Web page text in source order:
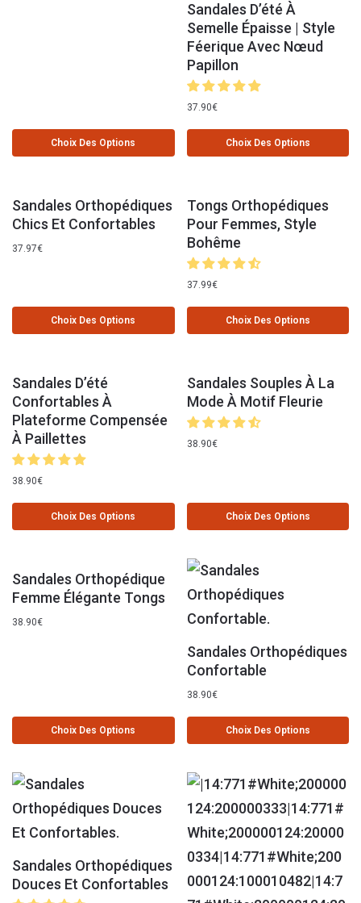
Choix Des Options
Sandales D’été À
Semelle Épaisse | Style
Féerique Avec Nœud
Papillon
37.90€
Choix Des Options
Sandales Orthopédiques
Chics Et Confortables
37.97€
Choix Des Options
Tongs Orthopédiques
Pour Femmes, Style
Bohême
37.99€
Choix Des Options
Sandales D’été
Confortables À
Plateforme Compensée
À Paillettes
38.90€
Choix Des Options
Sandales Souples À La
Mode À Motif Fleurie
38.90€
Choix Des Options
Sandales Orthopédique
Femme Élégante Tongs
38.90€
Choix Des Options
Sandales Orthopédiques
Confortable
38.90€
Choix Des Options
Sandales Orthopédiques
Douces Et Confortables